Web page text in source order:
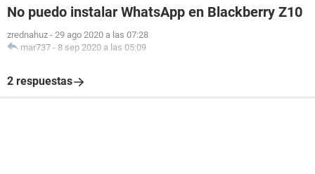
No puedo instalar WhatsApp en Blackberry Z10
zrednahuz - 29 ago 2020 a las 07:28
mar737 - 8 sep 2020 a las 05:09
2 respuestas